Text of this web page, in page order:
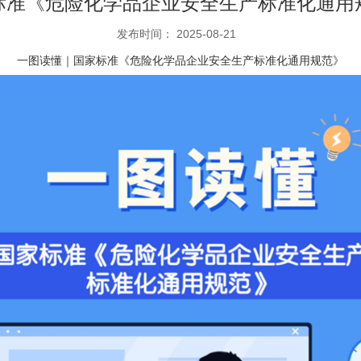
发布时间： 2025-08-21
一图读懂｜国家标准《危险化学品企业安全生产标准化通用规范》